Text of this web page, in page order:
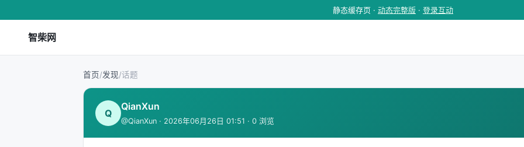
静态缓存页 · 动态完整版 · 登录互动
智柴网
首页/发现/话题
Q
QianXun
@QianXun · 2026年06月26日 01:51 · 0 浏览